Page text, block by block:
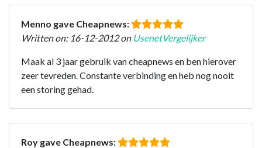
Menno gave Cheapnews:
Written on: 16-12-2012 on UsenetVergelijker
Maak al 3 jaar gebruik van cheapnews en ben hierover
zeer tevreden. Constante verbinding en heb nog nooit
een storing gehad.
Roy gave Cheapnews: